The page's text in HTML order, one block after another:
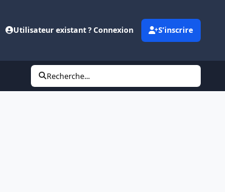
Utilisateur existant ? Connexion S’inscrire
Recherche...